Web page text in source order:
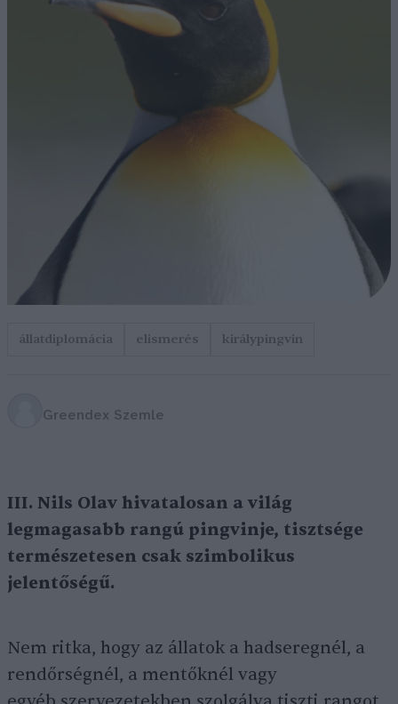
állatdiplomácia elismerés királypingvin
Greendex Szemle
III. Nils Olav hivatalosan a világ
legmagasabb rangú pingvinje, tisztsége
természetesen csak szimbolikus
jelentőségű.
Nem ritka, hogy az állatok a hadseregnél, a
rendőrségnél, a mentőknél vagy